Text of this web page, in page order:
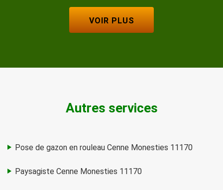
VOIR PLUS
Autres services
Pose de gazon en rouleau Cenne Monesties 11170
Paysagiste Cenne Monesties 11170